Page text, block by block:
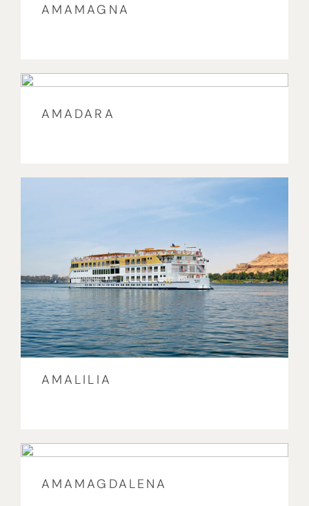
AMAMAGNA
AMADARA
AMALILIA
AMAMAGDALENA